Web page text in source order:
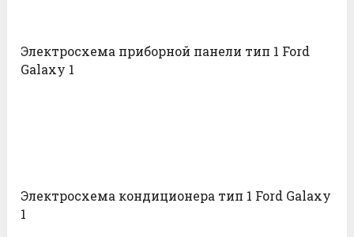
Электросхема приборной панели тип 1 Ford
Galaxy 1
Электросхема кондиционера тип 1 Ford Galaxy
1